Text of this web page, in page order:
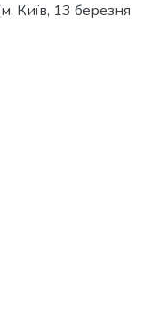
Київ, 13 березня